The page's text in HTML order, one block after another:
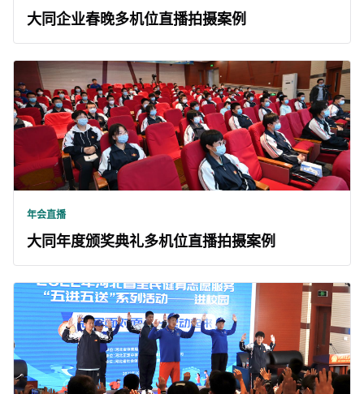
大同企业春晚多机位直播拍摄案例
年会直播
大同年度颁奖典礼多机位直播拍摄案例